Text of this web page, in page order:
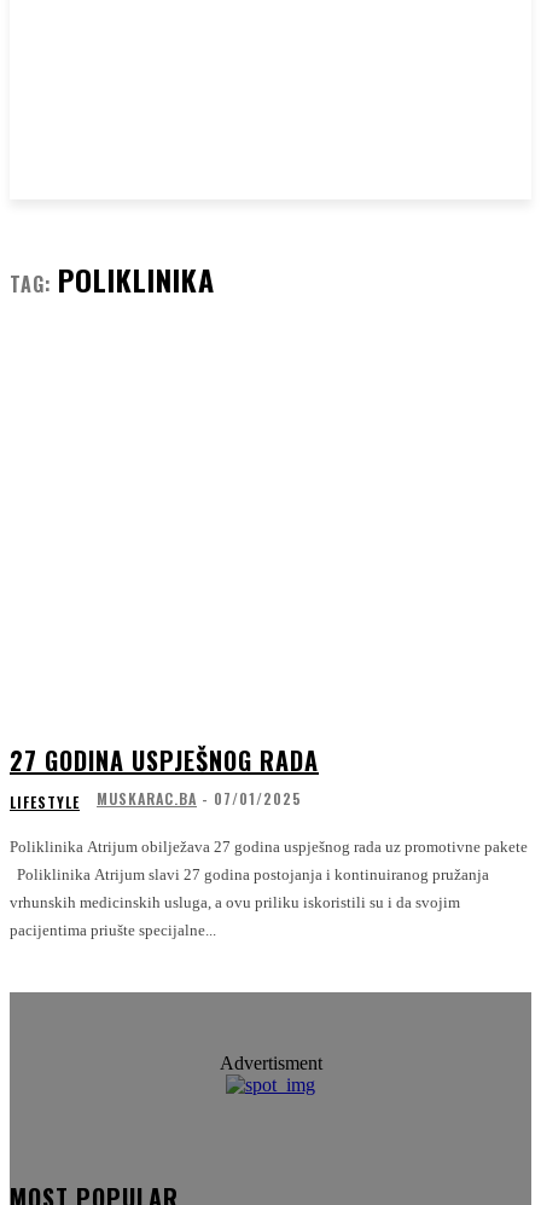
TAG: POLIKLINIKA
27 GODINA USPJEŠNOG RADA
LIFESTYLE MUSKARAC.BA - 07/01/2025
Poliklinika Atrijum obilježava 27 godina uspješnog rada uz promotivne pakete
vrhunskih medicinskih usluga, a ovu priliku iskoristili su i da svojim
pacijentima priušte specijalne...
Advertisment